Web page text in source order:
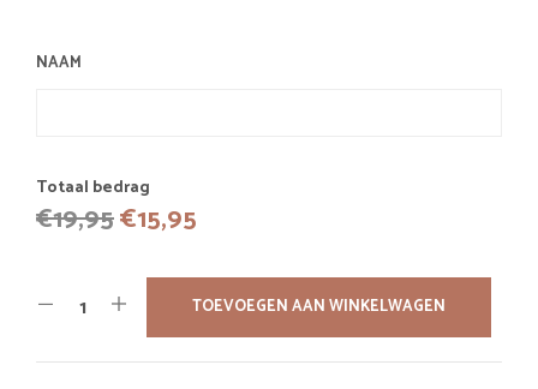
NAAM
Totaal bedrag
€19,95Oorspronkelijke
was:
€19,95.
€15,95
is:
€15,95.
TOEVOEGEN AAN WINKELWAGEN